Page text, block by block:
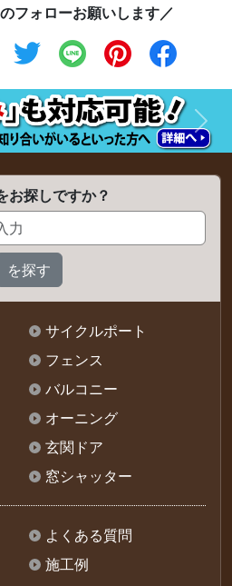
フォローお願いします／
次へ
お探しですか？
サイクルポート
フェンス
バルコニー
オーニング
玄関ドア
窓シャッター
よくある質問
施工例